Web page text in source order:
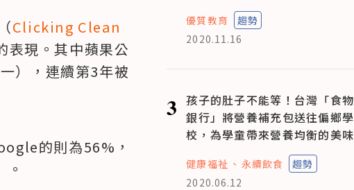
Clicking Clean
表現。其中蘋果公
），連續第3年被
的則為56%，
優質教育
趨勢
2020.11.16
3 孩子的肚子不能等！台灣「食物
銀行」將營養補充包送往偏鄉學
校，為學童帶來營養均衡的美味
健康福祉 永續飲食
趨勢
2020.06.12